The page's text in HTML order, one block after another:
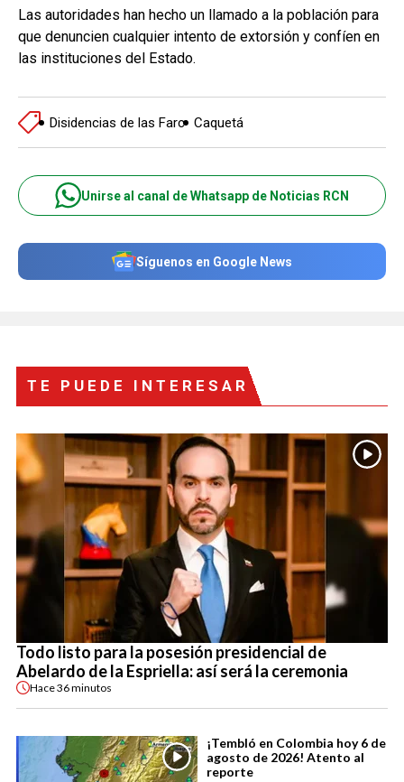
Las autoridades han hecho un llamado a la población para
que denuncien cualquier intento de extorsión y confíen en
las instituciones del Estado.
Disidencias de las Farc Caquetá
Unirse al canal de Whatsapp de Noticias RCN
Síguenos en Google News
TE PUEDE INTERESAR
Todo listo para la posesión presidencial de
Abelardo de la Espriella: así será la ceremonia
Hace36 minutos
¡Tembló en Colombia hoy 6 de
agosto de 2026! Atento al
reporte